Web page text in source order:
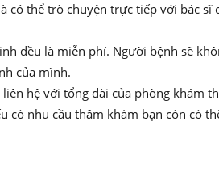
thể trò chuyện trực tiếp với bác
đều là miễn phí. Người bệnh sẽ
của mình.
hệ với tổng đài của phòng khám
nhu cầu thăm khám bạn còn có